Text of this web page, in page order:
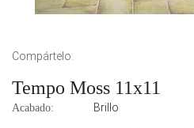
Compártelo:
Tempo Moss 11x11
Acabado: Brillo